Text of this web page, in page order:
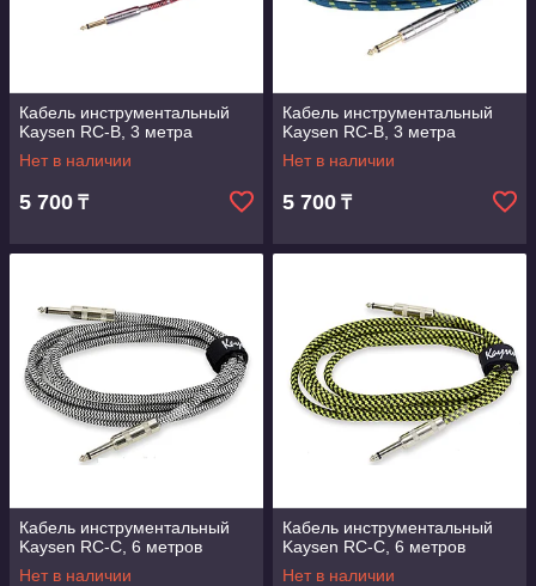
Кабель инструментальный
Kaysen RC-B, 3 метра
Нет в наличии
5 700 ₸
Кабель инструментальный
Kaysen RC-B, 3 метра
Нет в наличии
5 700 ₸
Кабель инструментальный
Kaysen RC-С, 6 метров
Нет в наличии
Кабель инструментальный
Kaysen RC-С, 6 метров
Нет в наличии